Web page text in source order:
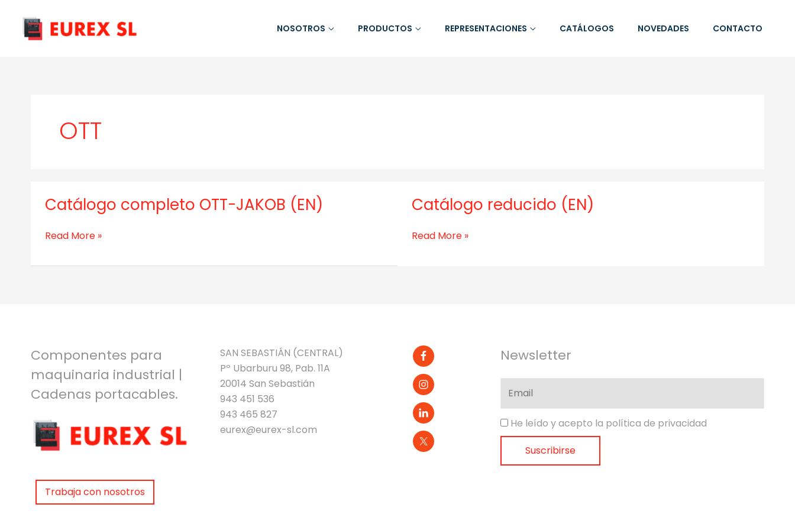
contenido
NOSOTROS PRODUCTOS REPRESENTACIONES CATÁLOGOS NOVEDADES CONTACTO
OTT
Catálogo completo OTT-JAKOB (EN)
Catálogo
OTT-
(EN)
Read More »
Catálogo reducido (EN)
Catálogo
(EN)
Read More »
Componentes para
maquinaria industrial |
Cadenas portacables.
Trabaja con nosotros
SAN SEBASTIÁN (CENTRAL)
Pº Ubarburu 98, Pab. 11A
20014 San Sebastián
943 451 536
943 465 827
eurex@eurex-sl.com
Newsletter
He leído y acepto la política de privacidad